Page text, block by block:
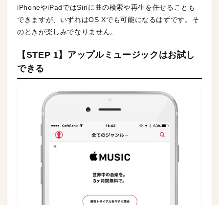
iPhoneやiPadではSiriに曲の検索や再生を任せることも
できますが、いずれはOS Xでも可能になるはずです。そ
のときが楽しみでなりません。
【STEP 1】アップルミュージックはお試し
できる